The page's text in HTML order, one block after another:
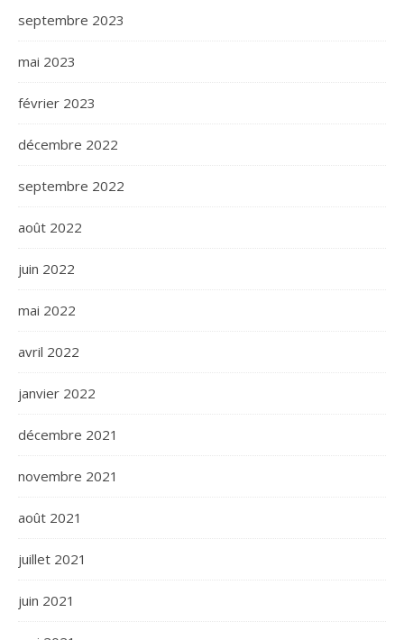
septembre 2023
mai 2023
février 2023
décembre 2022
septembre 2022
août 2022
juin 2022
mai 2022
avril 2022
janvier 2022
décembre 2021
novembre 2021
août 2021
juillet 2021
juin 2021